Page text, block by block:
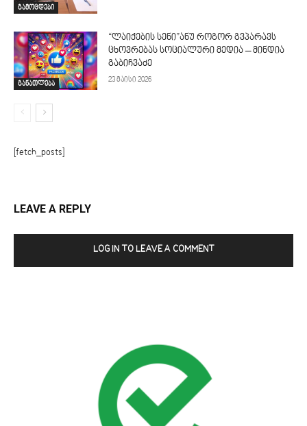
გამოცდები
განათლება
“ლაიქების სენი”ანუ როგორ გვპარავს
ცხოვრებას სოციალური მედია – მინდია
გაბიჩვაძე
23 მაისი 2026
[fetch_posts]
LEAVE A REPLY
LOG IN TO LEAVE A COMMENT